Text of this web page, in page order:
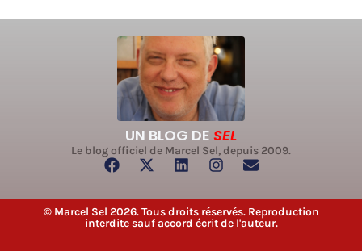
UN BLOG DE SEL
Le blog officiel de Marcel Sel, depuis 2009.
© Marcel Sel 2026. Tous droits réservés. Reproduction
interdite sauf accord écrit de l'auteur.